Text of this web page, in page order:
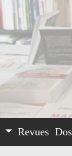
Revues